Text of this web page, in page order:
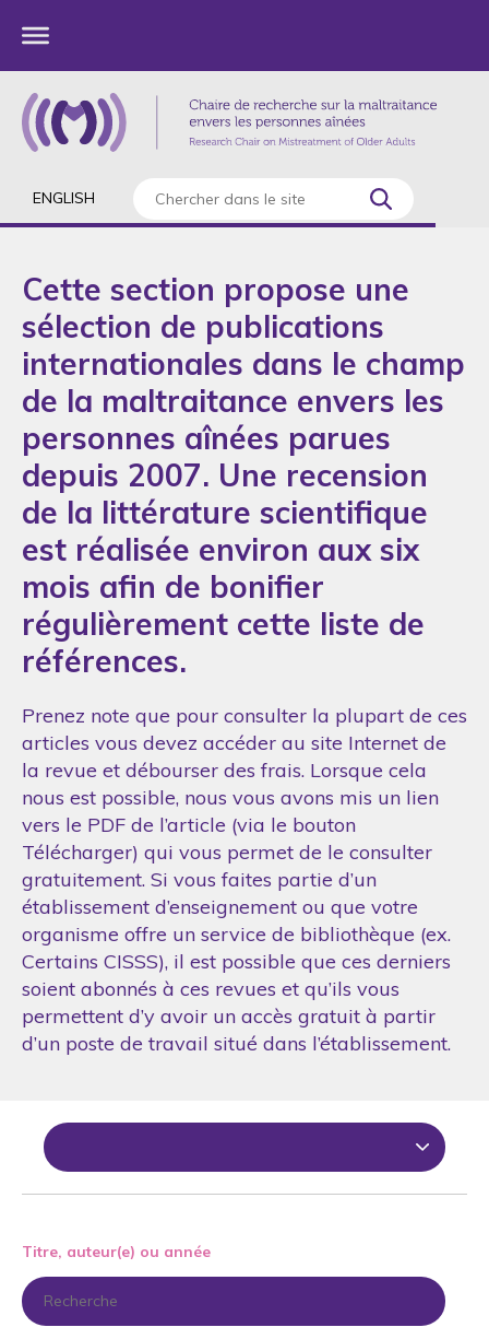
ENGLISH
Cette section propose une
sélection de publications
internationales dans le champ
de la maltraitance envers les
personnes aînées parues
depuis 2007. Une recension
de la littérature scientifique
est réalisée environ aux six
mois afin de bonifier
régulièrement cette liste de
références.
Prenez note que pour consulter la plupart de ces
articles vous devez accéder au site Internet de
la revue et débourser des frais. Lorsque cela
nous est possible, nous vous avons mis un lien
vers le PDF de l’article (via le bouton
Télécharger) qui vous permet de le consulter
gratuitement. Si vous faites partie d’un
établissement d’enseignement ou que votre
organisme offre un service de bibliothèque (ex.
Certains CISSS), il est possible que ces derniers
soient abonnés à ces revues et qu’ils vous
permettent d’y avoir un accès gratuit à partir
d’un poste de travail situé dans l’établissement.
Titre, auteur(e) ou année